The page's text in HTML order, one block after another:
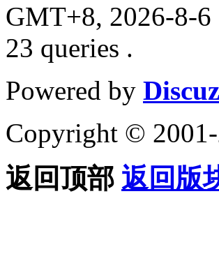
GMT+8, 2026-8-6
23 queries .
Powered by
Copyright ©
返回顶部 返回版